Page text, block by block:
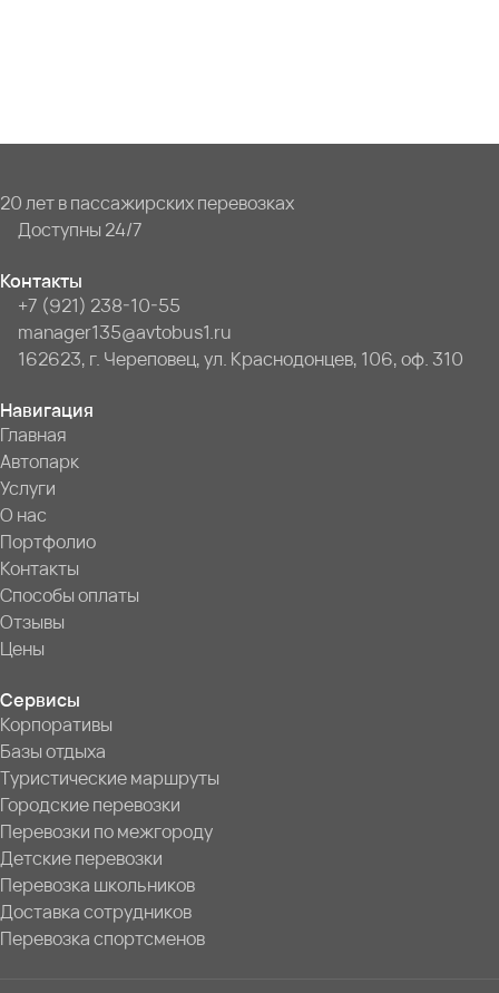
20 лет в пассажирских перевозках
Доступны 24/7
Контакты
+7 (921) 238-10-55
manager135@avtobus1.ru
162623, г. Череповец, ул. Краснодонцев, 106, оф. 310
Навигация
Главная
Автопарк
Услуги
О нас
Портфолио
Контакты
Способы оплаты
Отзывы
Цены
Сервисы
Корпоративы
Базы отдыха
Туристические маршруты
Городские перевозки
Перевозки по межгороду
Детские перевозки
Перевозка школьников
Доставка сотрудников
Перевозка спортсменов